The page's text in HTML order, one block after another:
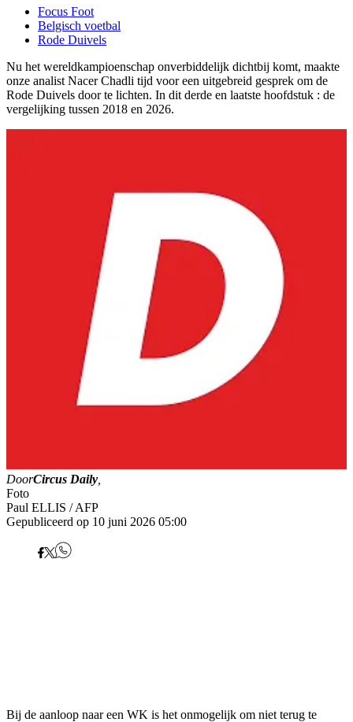
Focus Foot
Belgisch voetbal
Rode Duivels
Nu het wereldkampioenschap onverbiddelijk dichtbij komt, maakte
onze analist Nacer Chadli tijd voor een uitgebreid gesprek om de
Rode Duivels door te lichten. In dit derde en laatste hoofdstuk : de
vergelijking tussen 2018 en 2026.
DoorCircus Daily
Foto
Paul ELLIS / AFP
Gepubliceerd op 10 juni 2026 05:00
Bij de aanloop naar een WK is het onmogelijk om niet terug te